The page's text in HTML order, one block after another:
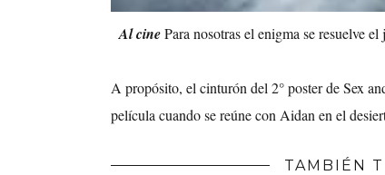
Al cinePara nosotras el enigma se resuelve
A propósito, el cinturón del 2° poster de Sex
película cuando se reúne con Aidan en el
TAMBIÉN